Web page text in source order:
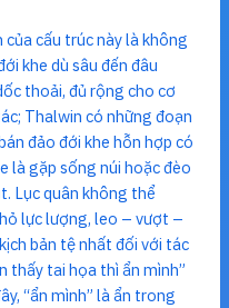
cấu trúc này là không
khe dù sâu đến đâu
thoải, đủ rộng cho cơ
Thalwin có những đoạn
đảo đới khe hỗn hợp có
là gặp sống núi hoặc đèo
Lục quân không thể
lực lượng, leo – vượt –
bản tệ nhất đối với tác
thấy tai họa thì ẩn mình”
“ẩn mình” là ẩn trong